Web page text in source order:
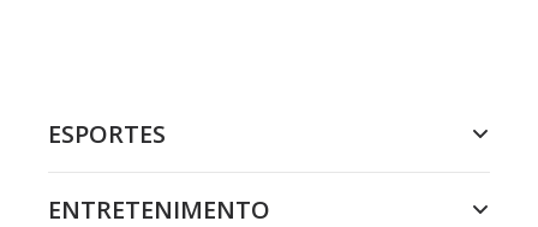
ESPORTES
ENTRETENIMENTO